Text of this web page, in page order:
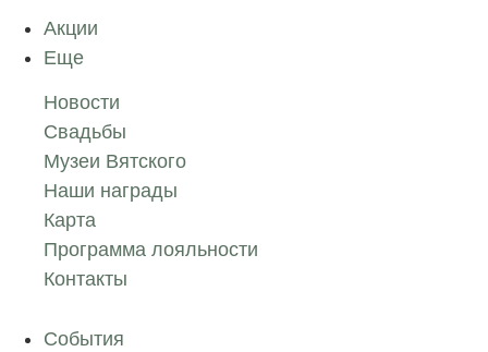
Акции
Еще
Новости
Свадьбы
Музеи Вятского
Наши награды
Карта
Программа лояльности
Контакты
События